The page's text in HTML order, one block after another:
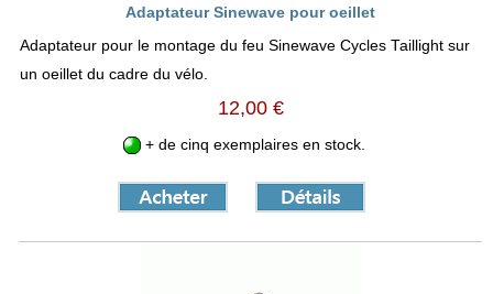
Adaptateur Sinewave pour oeillet
Adaptateur pour le montage du feu Sinewave Cycles Taillight sur
un oeillet du cadre du vélo.
12,00 €
+ de cinq exemplaires en stock.